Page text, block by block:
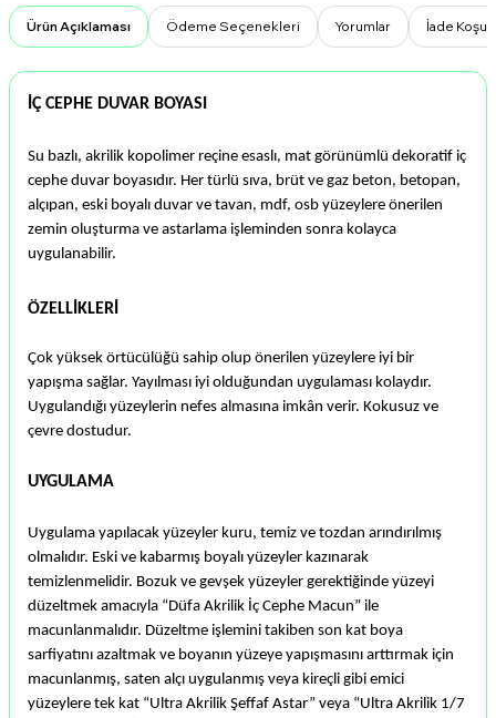
Ürün Açıklaması Ödeme Seçenekleri Yorumlar İade
İÇ CEPHE DUVAR BOYASI
Su bazlı, akrilik kopolimer reçine esaslı, mat görünümlü dekoratif iç
cephe duvar boyasıdır. Her türlü sıva, brüt ve gaz beton, betopan,
alçıpan, eski boyalı duvar ve tavan, mdf, osb yüzeylere önerilen
zemin oluşturma ve astarlama işleminden sonra kolayca
uygulanabilir.
ÖZELLİKLERİ
Çok yüksek örtücülüğü sahip olup önerilen yüzeylere iyi bir
yapışma sağlar. Yayılması iyi olduğundan uygulaması kolaydır.
Uygulandığı yüzeylerin nefes almasına imkân verir. Kokusuz ve
çevre dostudur.
UYGULAMA
Uygulama yapılacak yüzeyler kuru, temiz ve tozdan arındırılmış
olmalıdır. Eski ve kabarmış boyalı yüzeyler kazınarak
temizlenmelidir. Bozuk ve gevşek yüzeyler gerektiğinde yüzeyi
düzeltmek amacıyla “Düfa Akrilik İç Cephe Macun” ile
macunlanmalıdır. Düzeltme işlemini takiben son kat boya
sarfiyatını azaltmak ve boyanın yüzeye yapışmasını arttırmak için
macunlanmış, saten alçı uygulanmış veya kireçli gibi emici
yüzeylere tek kat “Ultra Akrilik Şeffaf Astar” veya “Ultra Akrilik 1/7